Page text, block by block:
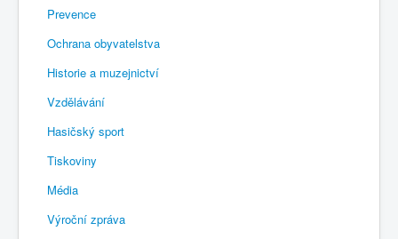
Prevence
Ochrana obyvatelstva
Historie a muzejnictví
Vzdělávání
Hasičský sport
Tiskoviny
Média
Výroční zpráva